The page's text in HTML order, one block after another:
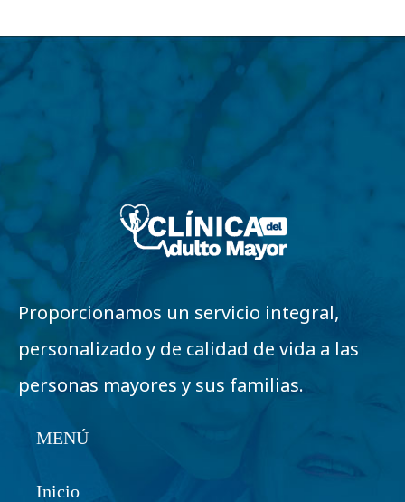
Proporcionamos un servicio integral,
personalizado y de calidad de vida a las
personas mayores y sus familias.
MENÚ
Inicio